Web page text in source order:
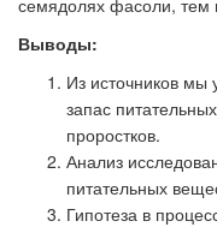
семядолях фасоли, тем
Выводы:
Из источников мы
запас
проростков.
Анализ
питательных
Гипотеза в